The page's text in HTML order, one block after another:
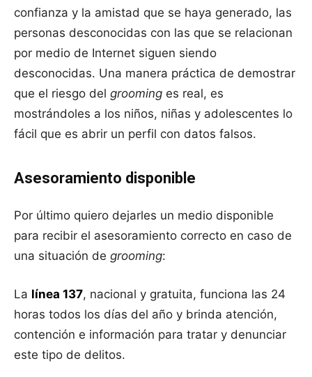
confianza y la amistad que se haya generado, las
personas desconocidas con las que se relacionan
por medio de Internet siguen siendo
desconocidas. Una manera práctica de demostrar
que el riesgo del grooming es real, es
mostrándoles a los niños, niñas y adolescentes lo
fácil que es abrir un perfil con datos falsos.
Asesoramiento disponible
Por último quiero dejarles un medio disponible
para recibir el asesoramiento correcto en caso de
una situación de grooming:
La línea 137, nacional y gratuita, funciona las 24
horas todos los días del año y brinda atención,
contención e información para tratar y denunciar
este tipo de delitos.